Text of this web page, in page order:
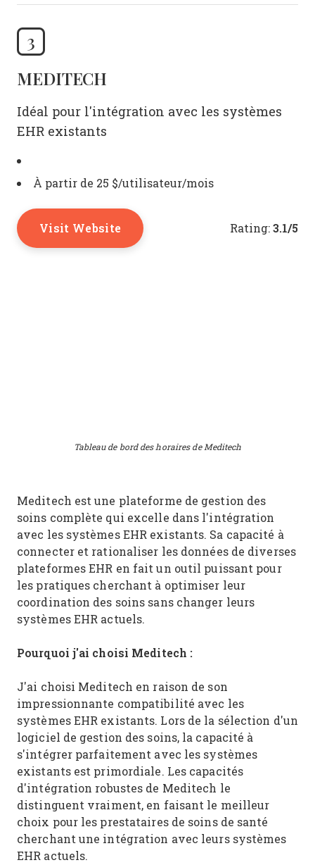
3
MEDITECH
Idéal pour l'intégration avec les systèmes
EHR existants
À partir de 25 $/utilisateur/mois
Visit Website Rating:3.1/5
Tableau de bord des horaires de Meditech
Meditech est une plateforme de gestion des
soins complète qui excelle dans l'intégration
avec les systèmes EHR existants. Sa capacité à
connecter et rationaliser les données de diverses
plateformes EHR en fait un outil puissant pour
les pratiques cherchant à optimiser leur
coordination des soins sans changer leurs
systèmes EHR actuels.
Pourquoi j'ai choisi Meditech :
J'ai choisi Meditech en raison de son
impressionnante compatibilité avec les
systèmes EHR existants. Lors de la sélection d'un
logiciel de gestion des soins, la capacité à
s'intégrer parfaitement avec les systèmes
existants est primordiale. Les capacités
d'intégration robustes de Meditech le
distinguent vraiment, en faisant le meilleur
choix pour les prestataires de soins de santé
cherchant une intégration avec leurs systèmes
EHR actuels.